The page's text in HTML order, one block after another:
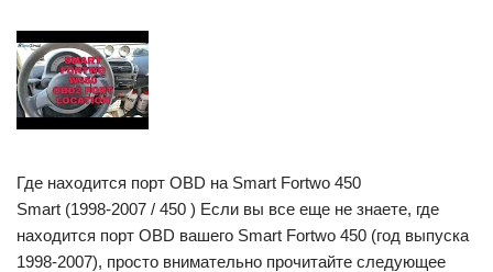
Где находится порт OBD на Smart Fortwo 450
Smart (1998-2007 / 450 ) Если вы все еще не знаете, где
находится порт OBD вашего Smart Fortwo 450 (год выпуска
1998-2007), просто внимательно прочитайте следующее